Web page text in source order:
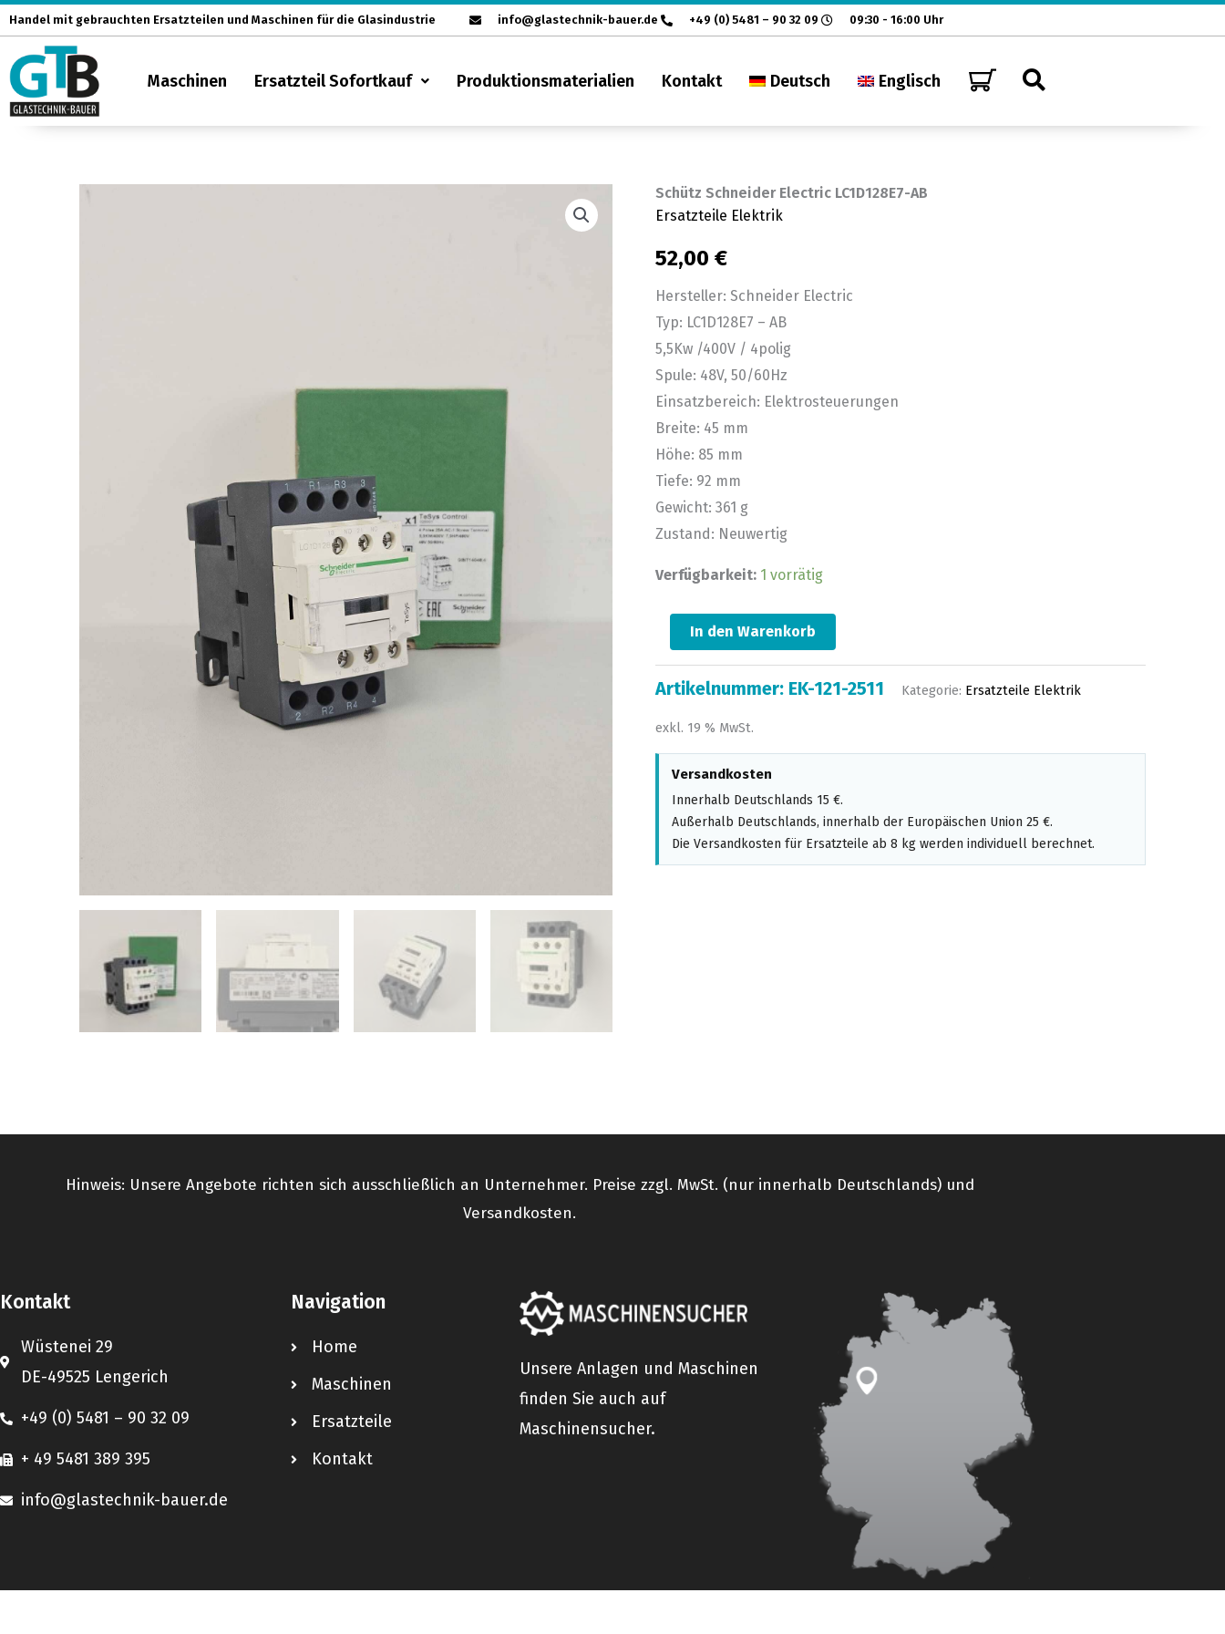
Zum
Inhalt
springen
Handel mit gebrauchten Ersatzteilen und Maschinen für die Glasindustrie info@glastechnik-bauer.de +49 (0) 5481 – 90 32 09 09:30 - 16:00 Uhr
Maschinen Ersatzteil Sofortkauf Produktionsmaterialien Kontakt Deutsch Englisch
Schütz Schneider Electric LC1D128E7-AB
Ersatzteile Elektrik
52,00 €
Hersteller: Schneider Electric
Typ: LC1D128E7 – AB
5,5Kw /400V / 4polig
Spule: 48V, 50/60Hz
Einsatzbereich: Elektrosteuerungen
Breite: 45 mm
Höhe: 85 mm
Tiefe: 92 mm
Gewicht: 361 g
Zustand: Neuwertig
Verfügbarkeit: 1 vorrätig
Schütz
Schneider
Electric
AB
Menge
In den Warenkorb
Artikelnummer: EK-121-2511 Kategorie: Ersatzteile Elektrik
exkl. 19 % MwSt.
Versandkosten
Innerhalb Deutschlands 15 €.
Außerhalb Deutschlands, innerhalb der Europäischen Union 25 €.
Die Versandkosten für Ersatzteile ab 8 kg werden individuell berechnet.
Hinweis: Unsere Angebote richten sich ausschließlich an Unternehmer. Preise zzgl. MwSt. (nur innerhalb Deutschlands) und
Versandkosten.
Kontakt
Wüstenei 29
DE-49525 Lengerich
+49 (0) 5481 – 90 32 09
+ 49 5481 389 395
info@glastechnik-bauer.de
Navigation
Home
Maschinen
Ersatzteile
Kontakt
Unsere Anlagen und Maschinen
finden Sie auch auf
Maschinensucher.